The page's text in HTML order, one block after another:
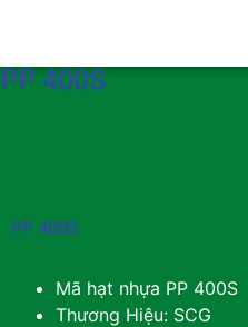
PP 400S
PP 400S
Mã hạt nhựa PP 400S
Thương Hiệu: SCG